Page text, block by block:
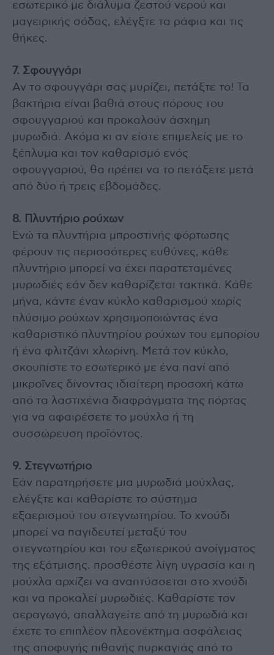
εσωτερικό με διάλυμα ζεστού νερού και
μαγειρικής σόδας, ελέγξτε τα ράφια και τις
θήκες.
7. Σφουγγάρι
Αν το σφουγγάρι σας μυρίζει, πετάξτε το! Τα
βακτήρια είναι βαθιά στους πόρους του
σφουγγαριού και προκαλούν άσχημη
μυρωδιά. Ακόμα κι αν είστε επιμελείς με το
ξέπλυμα και τον καθαρισμό ενός
σφουγγαριού, θα πρέπει να το πετάξετε μετά
από δύο ή τρεις εβδομάδες.
8. Πλυντήριο ρούχων
Ενώ τα πλυντήρια μπροστινής φόρτωσης
φέρουν τις περισσότερες ευθύνες, κάθε
πλυντήριο μπορεί να έχει παρατεταμένες
μυρωδιές εάν δεν καθαρίζεται τακτικά. Κάθε
μήνα, κάντε έναν κύκλο καθαρισμού χωρίς
πλύσιμο ρούχων χρησιμοποιώντας ένα
καθαριστικό πλυντηρίου ρούχων του εμπορίου
ή ένα φλιτζάνι χλωρίνη. Μετά τον κύκλο,
σκουπίστε το εσωτερικό με ένα πανί από
μικροΐνες δίνοντας ιδιαίτερη προσοχή κάτω
από τα λαστιχένια διαφράγματα της πόρτας
για να αφαιρέσετε το μούχλα ή τη
συσσώρευση προϊόντος.
9. Στεγνωτήριο
Εάν παρατηρήσετε μια μυρωδιά μούχλας,
ελέγξτε και καθαρίστε το σύστημα
εξαερισμού του στεγνωτηρίου. Το χνούδι
μπορεί να παγιδευτεί μεταξύ του
στεγνωτηρίου και του εξωτερικού ανοίγματος
της εξάτμισης. προσθέστε λίγη υγρασία και η
μούχλα αρχίζει να αναπτύσσεται στο χνούδι
και να προκαλεί μυρωδιές. Καθαρίστε τον
αεραγωγό, απαλλαγείτε από τη μυρωδιά και
έχετε το επιπλέον πλεονέκτημα ασφάλειας
της αποφυγής πιθανής πυρκαγιάς από το